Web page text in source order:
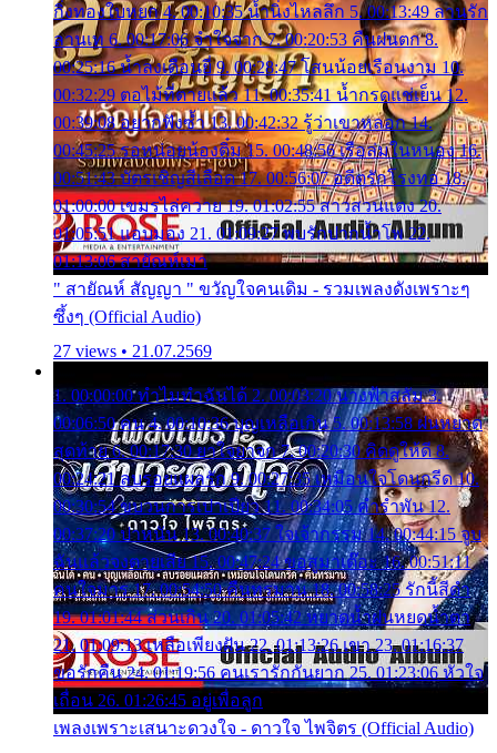
กิ่งทองใบหยก 4. 00:10:35 น้ำนิ่งไหลลึก 5. 00:13:49 ลานรัก
ลานเท 6. 00:17:06 จำใจจาก 7. 00:20:53 คืนฝนตก 8.
00:25:16 น้ำลงเดือนยี่ 9. 00:28:47 โสนน้อยเรือนงาม 10.
00:32:29 ตอไม้ที่ตายแล้ว 11. 00:35:41 น้ำกรดแช่เย็น 12.
00:39:08 อยากฟังซ้ำ 13. 00:42:32 รู้ว่าเขาหลอก 14.
00:45:25 รอหน่อยน้องติ๋ม 15. 00:48:56 เรือล่มในหนอง 16.
00:51:43 บัตรเชิญสีเลือด 17. 00:56:07 อดีตรักโรงทอ 18.
01:00:00 เขมรไล่ควาย 19. 01:02:55 สาวสวนแตง 20.
01:05:51 แอบมอง 21. 01:09:27 พบรักปากน้ำโพ 22.
01:13:06 สายัณห์เมา
" สายัณห์ สัญญา " ขวัญใจคนเดิม - รวมเพลงดังเพราะๆ
ซึ้งๆ (Official Audio)
27 views • 21.07.2569
1. 00:00:00 ทำไมทำฉันได้ 2. 00:03:20 นางฟ้าสลัม 3.
00:06:50 คน 4. 00:10:36 บุญเหลือเกิน 5. 00:13:58 ฝนหยาด
สุดท้าย 6. 00:17:30 ยาใจยาจก 7. 00:20:30 คิดดูให้ดี 8.
00:24:21 ลบรอยแผลรัก 9. 00:27:35 เหมือนใจโดนกรีด 10.
00:30:54 ขบวนการเปาเปียว 11. 00:34:05 คำรำพัน 12.
00:37:20 ปาหนัน 13. 00:40:37 ใจเจ้ากรรม 14. 00:44:15 จูบ
ฉันแล้วจงตายเสีย 15. 00:47:24 ขอสูมาเต๊อะ 16. 00:51:11
คนใจมาร 17. 00:54:50 คืนทรมาน 18. 00:58:25 รักนี้สีดำ
19. 01:01:44 ส่วนเกิน 20. 01:05:42 หยาดน้ำฝนหยดน้ำตา
21. 01:09:13 เหลือเพียงฝัน 22. 01:13:26 เขา 23. 01:16:37
ขอรักคืน 24. 01:19:56 คนเรารักกันยาก 25. 01:23:06 หัวใจ
เถื่อน 26. 01:26:45 อยู่เพื่อลูก
เพลงเพราะเสนาะดวงใจ - ดาวใจ ไพจิตร (Official Audio)